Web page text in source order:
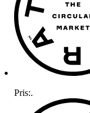
Pris:.